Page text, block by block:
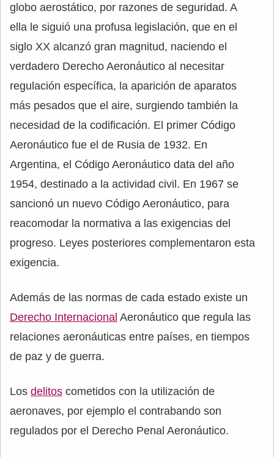
globo aerostático, por razones de seguridad. A
ella le siguió una profusa legislación, que en el
siglo XX alcanzó gran magnitud, naciendo el
verdadero Derecho Aeronáutico al necesitar
regulación específica, la aparición de aparatos
más pesados que el aire, surgiendo también la
necesidad de la codificación. El primer Código
Aeronáutico fue el de Rusia de 1932. En
Argentina, el Código Aeronáutico data del año
1954, destinado a la actividad civil. En 1967 se
sancionó un nuevo Código Aeronáutico, para
reacomodar la normativa a las exigencias del
progreso. Leyes posteriores complementaron esta
exigencia.
Además de las normas de cada estado existe un
Derecho Internacional Aeronáutico que regula las
relaciones aeronáuticas entre países, en tiempos
de paz y de guerra.
Los delitos cometidos con la utilización de
aeronaves, por ejemplo el contrabando son
regulados por el Derecho Penal Aeronáutico.